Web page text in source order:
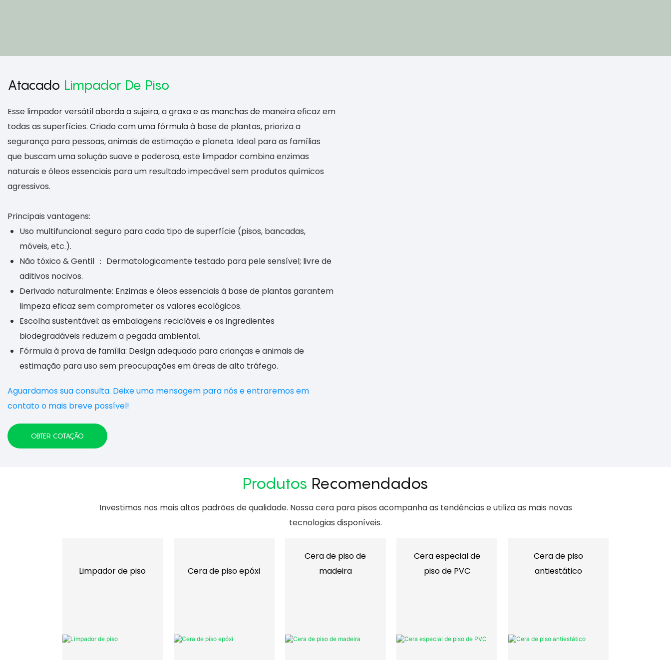
Atacado Limpador De Piso
Esse limpador versátil aborda a sujeira, a graxa e as manchas de maneira eficaz em
todas as superfícies. Criado com uma fórmula à base de plantas, prioriza a
segurança para pessoas, animais de estimação e planeta. Ideal para as famílias
que buscam uma solução suave e poderosa, este limpador combina enzimas
naturais e óleos essenciais para um resultado impecável sem produtos químicos
agressivos.
Principais vantagens:
Uso multifuncional: seguro para cada tipo de superfície (pisos, bancadas,
móveis, etc.).
Não tóxico & Gentil ： Dermatologicamente testado para pele sensível; livre de
aditivos nocivos.
Derivado naturalmente: Enzimas e óleos essenciais à base de plantas garantem
limpeza eficaz sem comprometer os valores ecológicos.
Escolha sustentável: as embalagens recicláveis ​​e os ingredientes
biodegradáveis ​​reduzem a pegada ambiental.
Fórmula à prova de família: Design adequado para crianças e animais de
estimação para uso sem preocupações em áreas de alto tráfego.
Aguardamos sua consulta. Deixe uma mensagem para nós e entraremos em
contato o mais breve possível!
OBTER COTAÇÃO
Produtos Recomendados
Investimos nos mais altos padrões de qualidade. Nossa cera para pisos acompanha as tendências e utiliza as mais novas
tecnologias disponíveis.
Limpador de piso Cera de piso epóxi
Cera de piso de
madeira
Cera especial de
piso de PVC
Cera de piso
antiestático